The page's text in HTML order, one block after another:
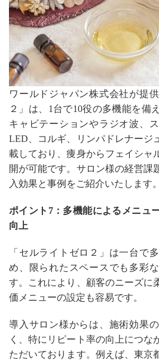
ワールドジャパン株式会社が提
２」は、1台で10役の多機能を備
キャビテーションやラジオ波、
LED、コルギ、リンパドレナージ
載しており、痩身からフェイシャ
開が可能です。サロン様の経営課
入効果と事例をご紹介いたします。
ポイント7：多機能によるメニュ
向上
「セルライトゼロ２」は一台で
め、限られたスペースでも多彩
す。これにより、顧客のニーズに
価メニューの設定も容易です。
導入サロン様からは、施術効果
く、特にリピート率の向上につな
ただいております。例えば、東京